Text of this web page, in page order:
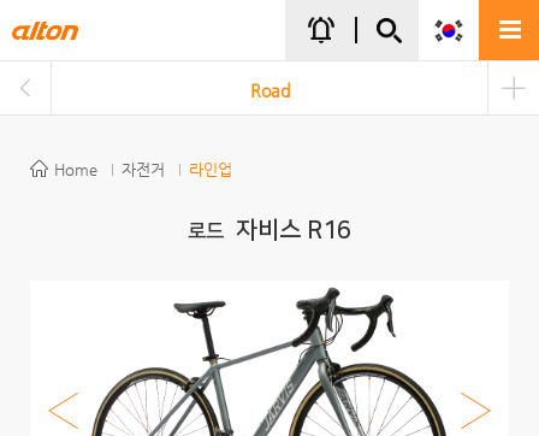
notifications_active
Road
Home 자전거 라인업
로드 자비스 R16